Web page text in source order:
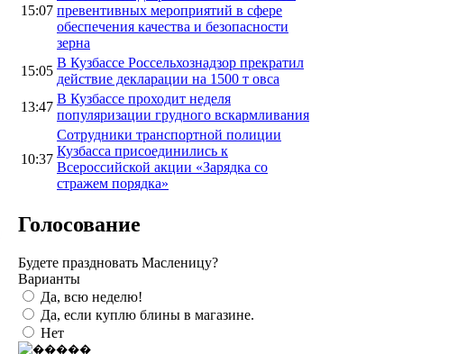
15:07 превентивных мероприятий в сфере
обеспечения качества и безопасности
зерна
15:05
В Кузбассе Россельхознадзор прекратил
действие декларации на 1500 т овса
13:47
В Кузбассе проходит неделя
популяризации грудного вскармливания
10:37
Сотрудники транспортной полиции
Кузбасса присоединились к
Всероссийской акции «Зарядка со
стражем порядка»
Голосование
Будете праздновать Масленицу?
Варианты
Да, всю неделю!
Да, если куплю блины в магазине.
Нет